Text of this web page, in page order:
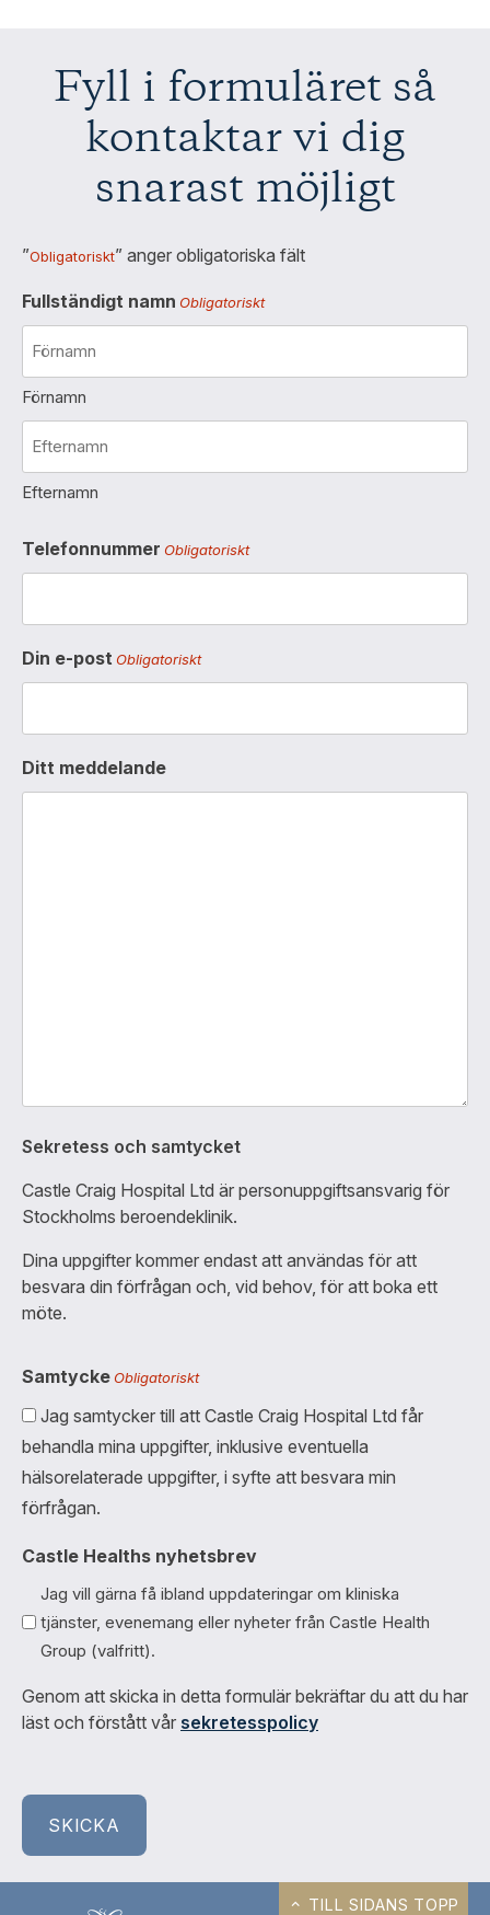
Fyll i formuläret så
kontaktar vi dig
snarast möjligt
”Obligatoriskt” anger obligatoriska fält
Fullständigt namn Obligatoriskt
Förnamn
Efternamn
Telefonnummer Obligatoriskt
Din e-post Obligatoriskt
Ditt meddelande
Sekretess och samtycket
Castle Craig Hospital Ltd är personuppgiftsansvarig för
Stockholms beroendeklinik.
Dina uppgifter kommer endast att användas för att
besvara din förfrågan och, vid behov, för att boka ett
möte.
Samtycke Obligatoriskt
Jag samtycker till att Castle Craig Hospital Ltd får
behandla mina uppgifter, inklusive eventuella
hälsorelaterade uppgifter, i syfte att besvara min
förfrågan.
Castle Healths nyhetsbrev
Jag vill gärna få ibland uppdateringar om kliniska
tjänster, evenemang eller nyheter från Castle Health
Group (valfritt).
Genom att skicka in detta formulär bekräftar du att du har
läst och förstått vår sekretesspolicy
TILL SIDANS TOPP